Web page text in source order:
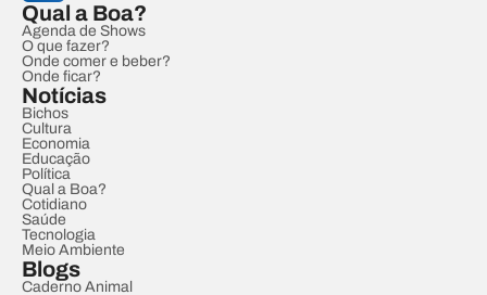
Qual a Boa?
Agenda de Shows
O que fazer?
Onde comer e beber?
Onde ficar?
Notícias
Bichos
Cultura
Economia
Educação
Política
Qual a Boa?
Cotidiano
Saúde
Tecnologia
Meio Ambiente
Blogs
Caderno Animal